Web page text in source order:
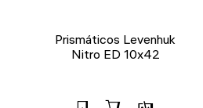
Prismáticos Levenhuk
Nitro ED 10x42